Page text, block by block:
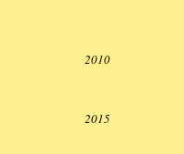
2010
2015